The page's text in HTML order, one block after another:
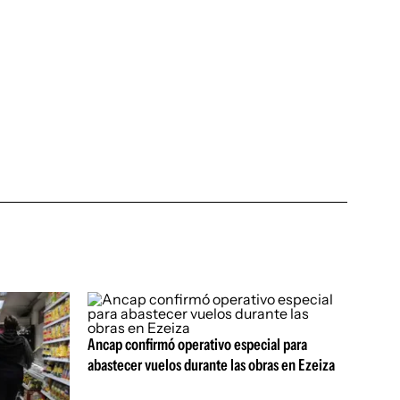
Ancap confirmó operativo especial para
abastecer vuelos durante las obras en Ezeiza